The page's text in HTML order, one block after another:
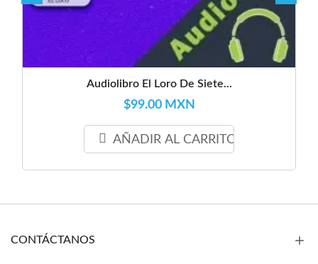
Audiolibro El Loro De Siete...
$99.00 MXN
AÑADIR AL CARRITO
CONTÁCTANOS